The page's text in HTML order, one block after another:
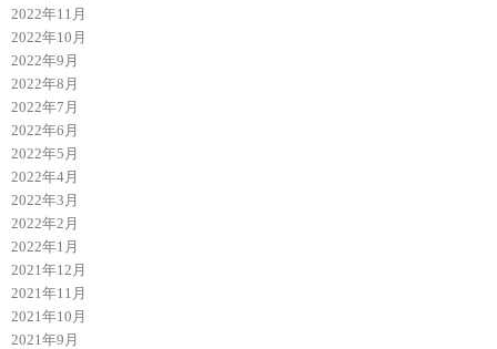
2022年11月
2022年10月
2022年9月
2022年8月
2022年7月
2022年6月
2022年5月
2022年4月
2022年3月
2022年2月
2022年1月
2021年12月
2021年11月
2021年10月
2021年9月